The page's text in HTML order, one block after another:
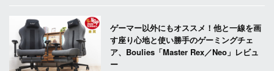
ゲーマー以外にもオススメ！他と一線を画
す座り心地と使い勝手のゲーミングチェ
ア、Boulies「Master Rex／Neo」レビュ
ー